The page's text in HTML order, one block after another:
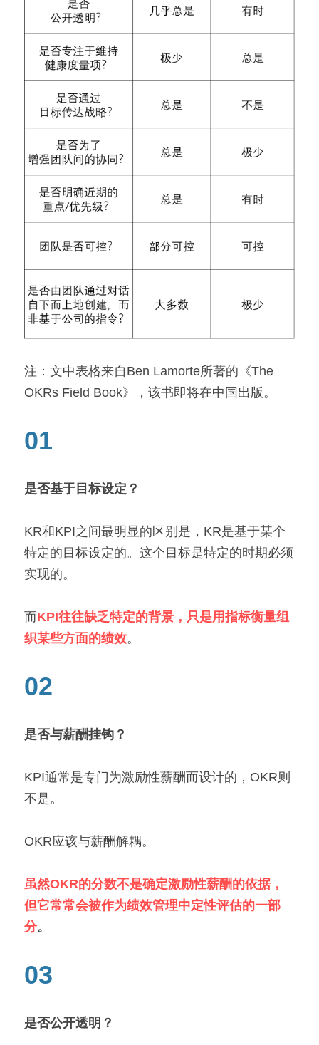
注：文中表格来自Ben Lamorte所著的《The
OKRs Field Book》，该书即将在中国出版。
01
是否基于目标设定？
KR和KPI之间最明显的区别是，KR是基于某个
特定的目标设定的。这个目标是特定的时期必须
实现的。
而KPI往往缺乏特定的背景，只是用指标衡量组
织某些方面的绩效。
02
是否与薪酬挂钩？
KPI通常是专门为激励性薪酬而设计的，OKR则
不是。
OKR应该与薪酬解耦。
虽然OKR的分数不是确定激励性薪酬的依据，
但它常常会被作为绩效管理中定性评估的一部
分。
03
是否公开透明？